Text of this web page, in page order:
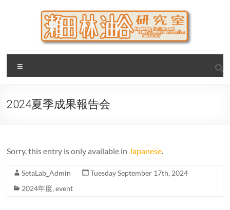
瀬田・林・油谷研究室
大阪公立大学 大学院 情報学研究科 学際情報学専攻 / 大阪府
立大学 理学部 情報数理科学科(大学院 理学系研究科 情報数理
2024夏季成果報告会
Sorry, this entry is only available in Japanese.
SetaLab_Admin
Tuesday September 17th, 2024
2024年度,event